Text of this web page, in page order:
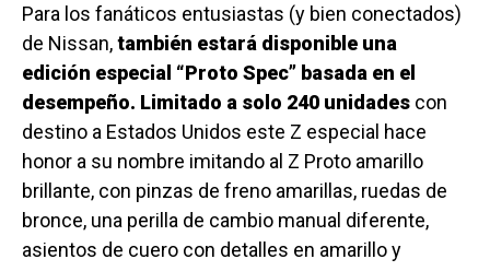
Para los fanáticos entusiastas (y bien conectados)
de Nissan,también estará disponible una
edición especial “Proto Spec” basada en el
desempeño. Limitado a solo 240 unidades con
destino a Estados Unidos este Z especial hace
honor a su nombre imitando al Z Proto amarillo
brillante, con pinzas de freno amarillas, ruedas de
bronce, una perilla de cambio manual diferente,
asientos de cuero con detalles en amarillo y